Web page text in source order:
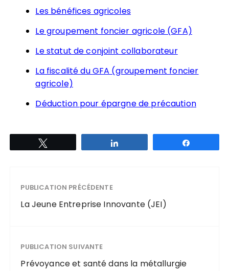
Les bénéfices agricoles
Le groupement foncier agricole (GFA)
Le statut de conjoint collaborateur
La fiscalité du GFA (groupement foncier
agricole)
Déduction pour épargne de précaution
PUBLICATION PRÉCÉDENTE
La Jeune Entreprise Innovante (JEI)
PUBLICATION SUIVANTE
Prévoyance et santé dans la métallurgie